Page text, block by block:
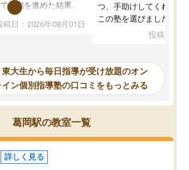
勉強を進めた結果、
学習が間に合わず不
まいました。その経験
り着きました。学習
の勉強のやり方につ
バイスをいただけた
て受験勉強を進める
。自分のように勉強
理で苦労している方
したい塾です。
稿日：2026年08月01日
つ、手助けしてくれる設
この塾を選びました。
投稿日：
大生から毎日指導が受け放題のオン
イン個別指導塾の口コミをもっとみる
葛岡駅の教室一覧
詳しく見る